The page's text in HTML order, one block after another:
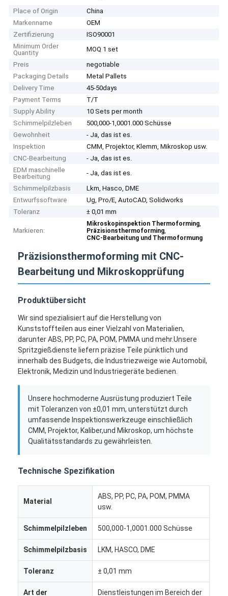
Place of Origin
China
Markenname
OEM
Zertifizierung
ISO90001
Minimum Order
Quantity
MOQ 1 set
Preis
negotiable
Packaging Details
Metal Pallets
Delivery Time
45-50days
Payment Terms
T/T
Supply Ability
10 Sets per month
Schimmelpilzleben
500,000-1,0001.000 Schüsse
Gewohnheit
- Ja, das ist es.
Inspektion
CMM, Projektor, Klemm, Mikroskop usw.
CNC-Bearbeitung
- Ja, das ist es.
EDM maschinelle
Bearbeitung
- Ja, das ist es.
Schimmelpilzbasis
Lkm, Hasco, DME
Entwurfssoftware
Ug, Pro/E, AutoCAD, Solidworks
Toleranz
± 0,01 mm
Markieren:
Mikroskopinspektion Thermoforming,
Präzisionsthermoforming,
CNC-Bearbeitung und Thermoformung
Präzisionsthermoforming mit CNC-
Bearbeitung und Mikroskopprüfung
Produktübersicht
Wir sind spezialisiert auf die Herstellung von
Kunststoffteilen aus einer Vielzahl von Materialien,
darunter ABS, PP, PC, PA, POM, PMMA und mehr.Unsere
Spritzgießdienste liefern präzise Teile pünktlich und
innerhalb des Budgets, die Industriezweige wie Automobil,
Elektronik, Medizin und Industriegeräte bedienen.
Unsere hochmoderne Ausrüstung produziert Teile
mit Toleranzen von ±0,01 mm, unterstützt durch
umfassende Inspektionswerkzeuge einschließlich
CMM, Projektor, Kaliber,und Mikroskop, um höchste
Qualitätsstandards zu gewährleisten.
Technische Spezifikation
Material
ABS, PP, PC, PA, POM, PMMA
usw.
Schimmelpilzleben 500,000-1,0001.000 Schüsse
Schimmelpilzbasis LKM, HASCO, DME
Toleranz ± 0,01 mm
Art der Dienstleistungen im Bereich der